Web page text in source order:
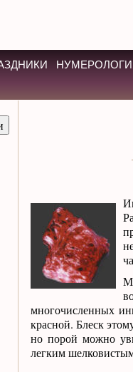
многочисленных
красной. Блеск
но порой можно
легким